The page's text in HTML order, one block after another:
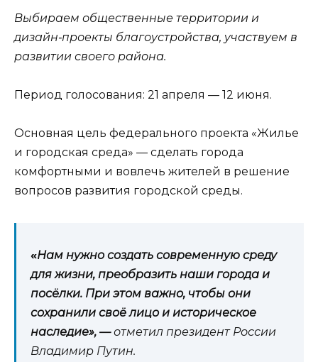
Выбираем общественные территории и
дизайн‑проекты благоустройства, участвуем в
развитии своего района.
Период голосования: 21 апреля — 12 июня.
Основная цель федерального проекта «Жилье
и городская среда» — сделать города
комфортными и вовлечь жителей в решение
вопросов развития городской среды.
«Нам нужно создать современную среду
для жизни, преобразить наши города и
посёлки. При этом важно, чтобы они
сохранили своё лицо и историческое
наследие», —отметил президент России
Владимир Путин.